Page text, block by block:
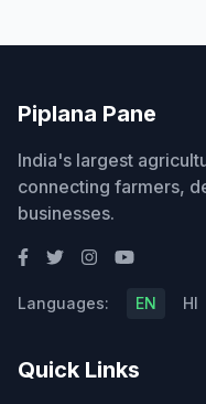
Piplana Pane
India's largest
connecting farmers,
businesses.
Languages: EN HI
Quick Links